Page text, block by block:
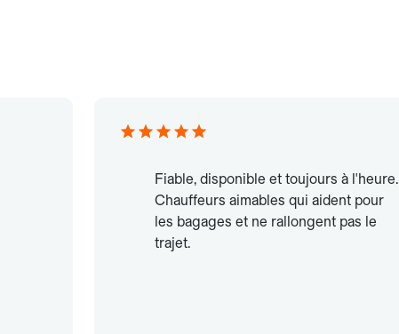
Fiable, disponible et toujours à l'heure.
Chauffeurs aimables qui aident pour
les bagages et ne rallongent pas le
trajet.